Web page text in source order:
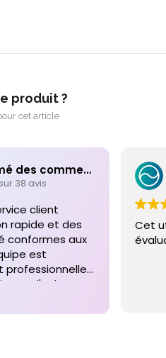
produit ?
cet article
Résumé des commentaires
38 avis
client
rapide et des
conformes aux
est
d'achat un
leurs
future de
Cet